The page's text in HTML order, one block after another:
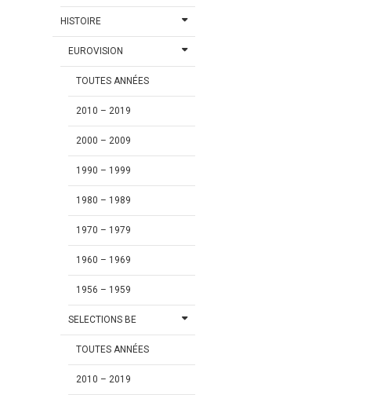
HISTOIRE
EUROVISION
TOUTES ANNÉES
2010 – 2019
2000 – 2009
1990 – 1999
1980 – 1989
1970 – 1979
1960 – 1969
1956 – 1959
SELECTIONS BE
TOUTES ANNÉES
2010 – 2019